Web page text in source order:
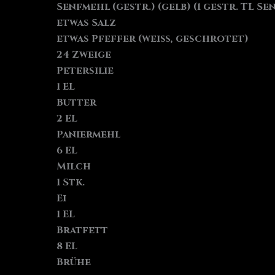
Senfmehl (gestr.) (gelb) (1 gestr. TL
etwas Salz
etwas Pfeffer (weiß, geschrotet)
24 Zweige
Petersilie
1 EL
Butter
2 EL
Paniermehl
6 EL
Milch
1 Stk.
Ei
1 EL
Bratfett
8 EL
Brühe